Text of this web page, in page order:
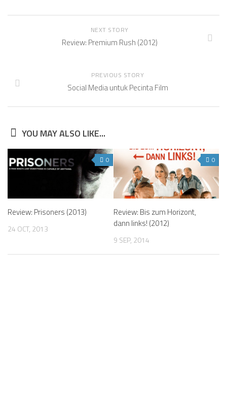
NEXT STORY
Review: Premium Rush (2012)
PREVIOUS STORY
Social Media untuk Pecinta Film
YOU MAY ALSO LIKE...
0
Review: Prisoners (2013)
24 OCT, 2013
0
Review: Bis zum Horizont,
dann links! (2012)
9 SEP, 2014